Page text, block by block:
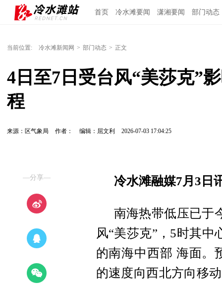
首页 冷水滩要闻 潇湘要闻 部门动态
当前位置: 冷水滩新闻网 > 部门动态 > 正文
4日至7日受台风“美莎克”
程
来源：区气象局 作者： 编辑：屈文利 2026-07-03 17:04:25
—分享— 冷水滩融媒7月3日
南海热带低压已于
风“美莎克”，5时其
的南海中西部 海面。
的速度向西北方向移